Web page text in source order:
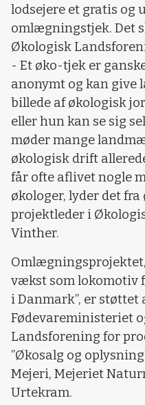
lodsejere et gratis og
omlægningstjek. Det
Økologisk
- Et øko-tjek er
anonymt og kan give
billede af økologisk
eller hun kan se sig
møder mange
økologisk drift
får ofte aflivet nogle
økologer, lyder det
projektleder i
Vinther.
vækst som lokomotiv
i Danmark”, er støttet
Fødevareministeriet
Landsforening for
”Økosalg og
Mejeri, Mejeriet
Urtekram.